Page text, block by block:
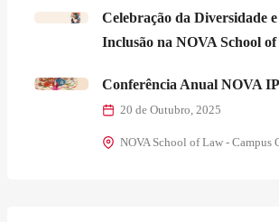
Celebração da Diversidade
Inclusão na NOVA School
Conferência Anual NOVA
20 de Outubro, 2025
NOVA School of Law - Campus